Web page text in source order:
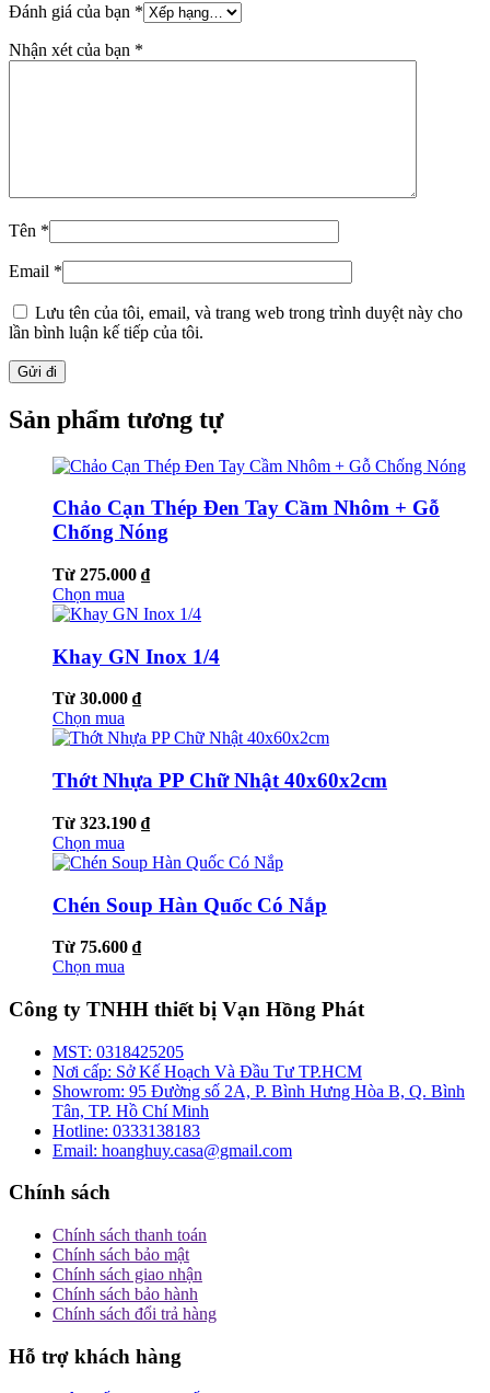
Đánh giá của bạn *
Nhận xét của bạn *
Tên *
Email *
Lưu tên của tôi, email, và trang web trong trình duyệt này cho
lần bình luận kế tiếp của tôi.
Sản phẩm tương tự
Chảo Cạn Thép Đen Tay Cầm Nhôm + Gỗ
Chống Nóng
Từ 275.000 ₫
Chọn mua
Khay GN Inox 1/4
Từ 30.000 ₫
Chọn mua
Thớt Nhựa PP Chữ Nhật 40x60x2cm
Từ 323.190 ₫
Chọn mua
Chén Soup Hàn Quốc Có Nắp
Từ 75.600 ₫
Chọn mua
Công ty TNHH thiết bị Vạn Hồng Phát
MST: 0318425205
Nơi cấp: Sở Kế Hoạch Và Đầu Tư TP.HCM
Showrom: 95 Đường số 2A, P. Bình Hưng Hòa B, Q. Bình
Tân, TP. Hồ Chí Minh
Hotline: 0333138183
Email: hoanghuy.casa@gmail.com
Chính sách
Chính sách thanh toán
Chính sách bảo mật
Chính sách giao nhận
Chính sách bảo hành
Chính sách đổi trả hàng
Hỗ trợ khách hàng